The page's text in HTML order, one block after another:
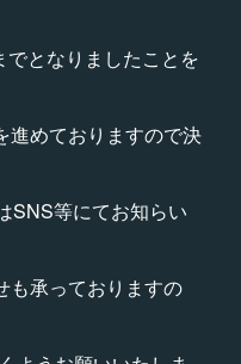
となりましたことを
進めておりますので決
SNS等にてお知らい
も承っておりますの